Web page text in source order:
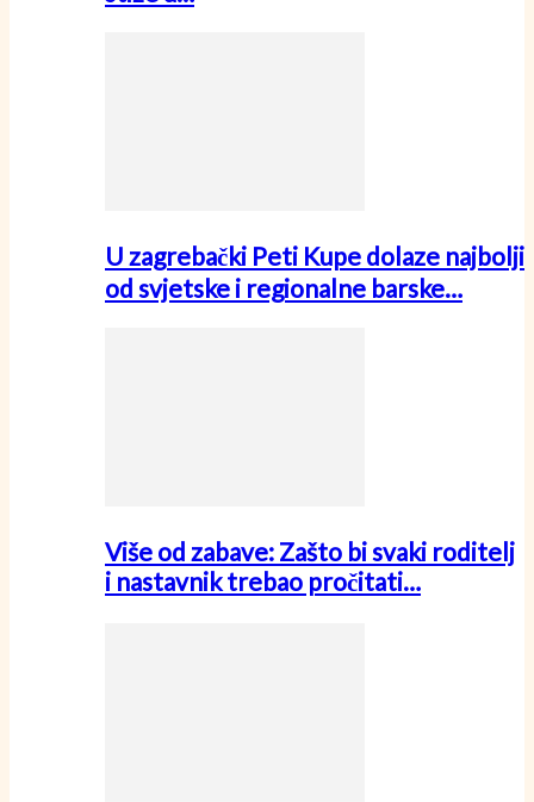
U zagrebački Peti Kupe dolaze najbolji
od svjetske i regionalne barske…
Više od zabave: Zašto bi svaki roditelj
i nastavnik trebao pročitati…